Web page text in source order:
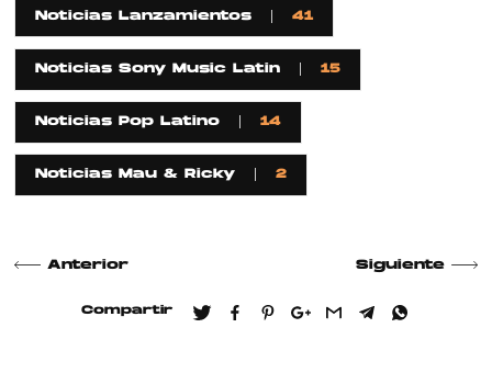
Noticias Lanzamientos 41
Noticias Sony Music Latin 15
Noticias Pop Latino 14
Noticias Mau & Ricky 2
Anterior Siguiente
Compartir